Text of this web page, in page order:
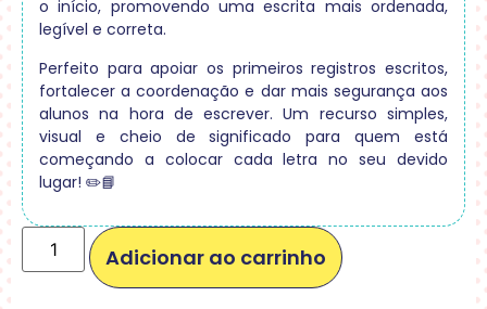
o início, promovendo uma escrita mais ordenada,
legível e correta.
Perfeito para apoiar os primeiros registros escritos,
fortalecer a coordenação e dar mais segurança aos
alunos na hora de escrever. Um recurso simples,
visual e cheio de significado para quem está
começando a colocar cada letra no seu devido
lugar! ✏️📘
Adicionar ao carrinho